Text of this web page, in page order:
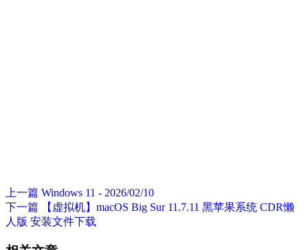
上一篇 Windows 11 - 2026/02/10
下一篇
【虚拟机】macOS Big Sur 11.7.11 黑苹果系统 CDR懒
人版 安装文件下载